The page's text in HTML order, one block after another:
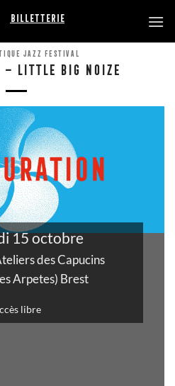
Billetterie
JAZZ FESTIVAL
– LITTLE BIG NOIZE
15 octobre
des Capucins
Arpetes) Brest
libre